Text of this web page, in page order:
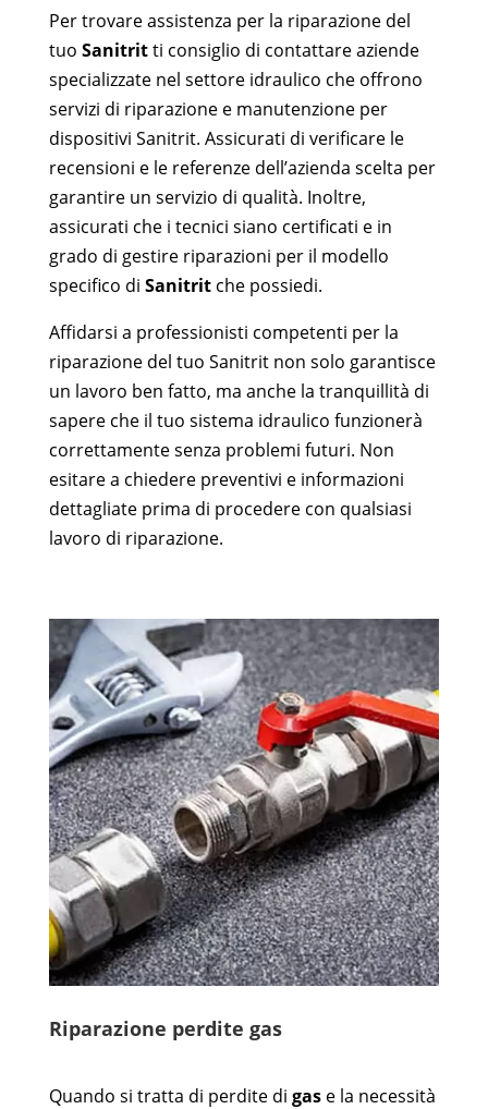
Per trovare assistenza per la riparazione del
tuo Sanitritti consiglio di contattare aziende
specializzate nel settore idraulico che offrono
servizi di riparazione e manutenzione per
dispositivi Sanitrit. Assicurati di verificare le
recensioni e le referenze dell’azienda scelta per
garantire un servizio di qualità. Inoltre,
assicurati che i tecnici siano certificati e in
grado di gestire riparazioni per il modello
specifico di Sanitritche possiedi.
Affidarsi a professionisti competenti per la
riparazione del tuo Sanitrit non solo garantisce
un lavoro ben fatto, ma anche la tranquillità di
sapere che il tuo sistema idraulico funzionerà
correttamente senza problemi futuri. Non
esitare a chiedere preventivi e informazioni
dettagliate prima di procedere con qualsiasi
lavoro di riparazione.
Riparazione perdite gas
Quando si tratta di perdite di gas e la necessità